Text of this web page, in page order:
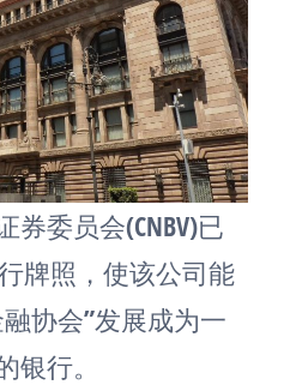
委员会(CNBV)已
牌照，使该公司能
协会”发展成为一
行。